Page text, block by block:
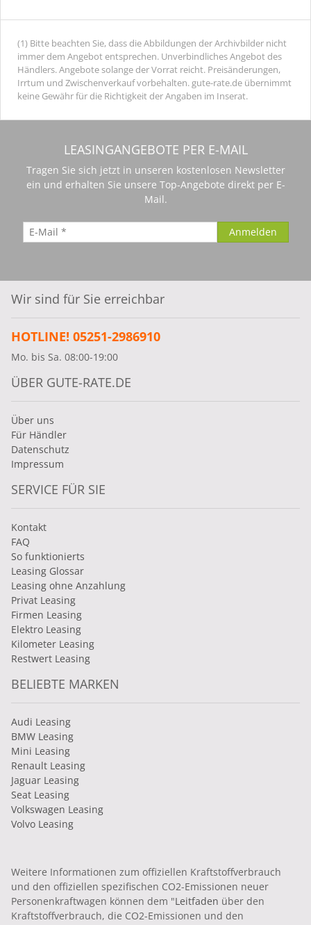
(1) Bitte beachten Sie, dass die Abbildungen der Archivbilder nicht
immer dem Angebot entsprechen. Unverbindliches Angebot des
Händlers. Angebote solange der Vorrat reicht. Preisänderungen,
Irrtum und Zwischenverkauf vorbehalten. gute-rate.de übernimmt
keine Gewähr für die Richtigkeit der Angaben im Inserat.
LEASINGANGEBOTE PER E-MAIL
Tragen Sie sich jetzt in unseren kostenlosen Newsletter
ein und erhalten Sie unsere Top-Angebote direkt per E-
Mail.
Wir sind für Sie erreichbar
HOTLINE! 05251-2986910
Mo. bis Sa. 08:00-19:00
ÜBER GUTE-RATE.DE
Über uns
Für Händler
Datenschutz
Impressum
SERVICE FÜR SIE
Kontakt
FAQ
So funktionierts
Leasing Glossar
Leasing ohne Anzahlung
Privat Leasing
Firmen Leasing
Elektro Leasing
Kilometer Leasing
Restwert Leasing
BELIEBTE MARKEN
Audi Leasing
BMW Leasing
Mini Leasing
Renault Leasing
Jaguar Leasing
Seat Leasing
Volkswagen Leasing
Volvo Leasing
Weitere Informationen zum offiziellen Kraftstoffverbrauch
und den offiziellen spezifischen CO2-Emissionen neuer
Personenkraftwagen können dem "Leitfaden über den
Kraftstoffverbrauch, die CO2-Emissionen und den